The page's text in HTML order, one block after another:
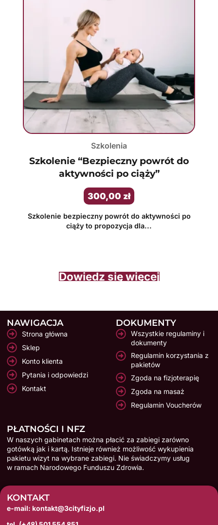
Szkolenia
Szkolenie “Bezpieczny powrót do
aktywności po ciąży”
300,00 zł
Szkolenie bezpieczny powrót do aktywności po
ciąży to propozycja dla...
Dowiedz się więcej
NAWIGACJA
Strona główna
Sklep
Konto klienta
Pytania i odpowiedzi
Kontakt
DOKUMENTY
Wszystkie regulaminy i
dokumenty
Regulamin korzystania z
pakietów
Zgoda na fizjoterapię
Zgoda na masaż
Regulamin Voucherów
PŁATNOŚCI I NFZ
W naszych gabinetach można płacić za zabiegi zarówno
gotówką jak i kartą. Istnieje również możliwość wykupienia
pakietu wizyt na wybrane zabiegi. Nie świadczymy usług
w ramach Narodowego Funduszu Zdrowia.
KONTAKT
e-mail: kontakt@3cityfizjo.pl